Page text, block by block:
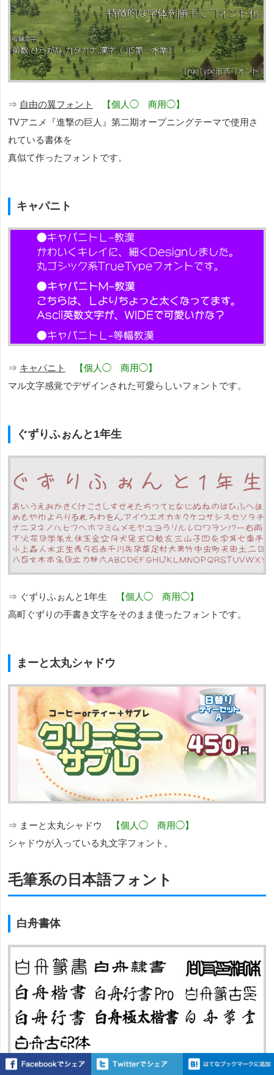
⇒ 自由の翼フォント
【個人◯ 商用◯】
TVアニメ『進撃の巨人』第二期オープニングテーマで使用さ
れている書体を
真似て作ったフォントです。
キャパニト
⇒ キャパニト
【個人◯ 商用◯】
マル文字感覚でデザインされた可愛らしいフォントです。
ぐずりふぉんと1年生
⇒ ぐずりふぉんと1年生
【個人◯ 商用◯】
高町ぐずりの手書き文字をそのまま使ったフォントです。
まーと太丸シャドウ
⇒ まーと太丸シャドウ
【個人◯ 商用◯】
シャドウが入っている丸文字フォント。
毛筆系の日本語フォント
白舟書体